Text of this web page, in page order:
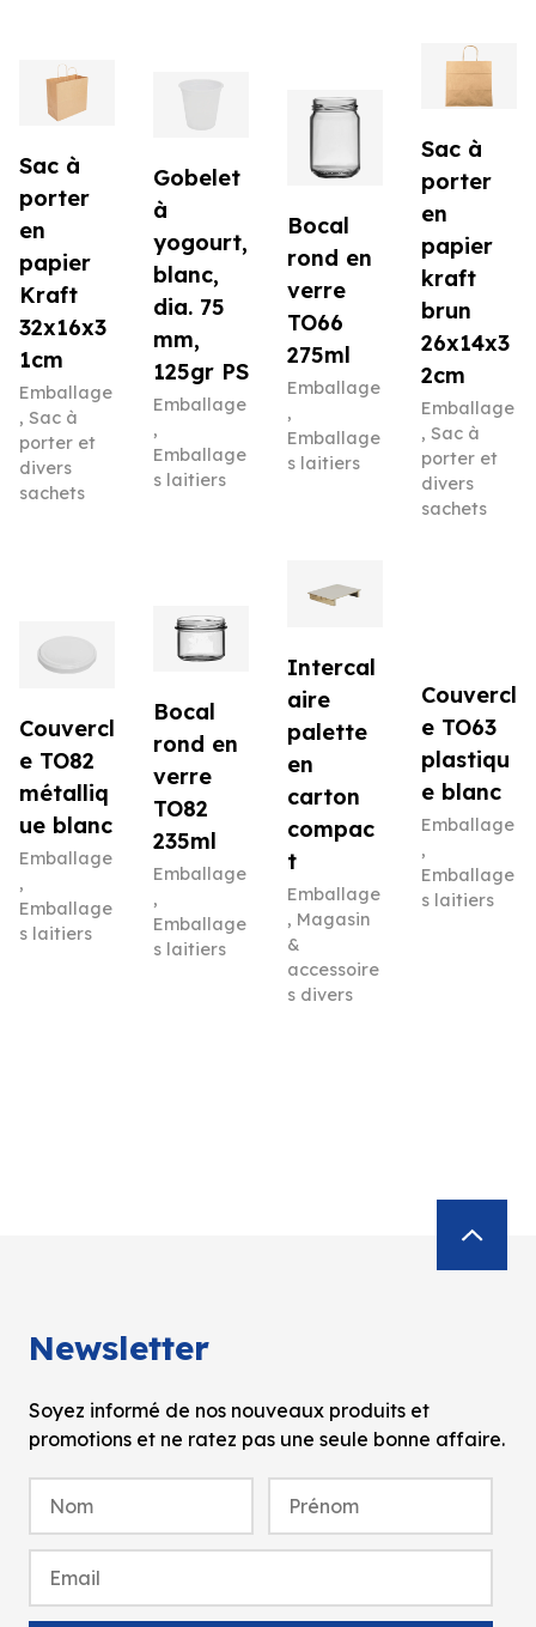
Sac à
porter
en
papier
Kraft
32x16x3
1cm
Emballage
, Sac à
porter et
divers
sachets
Gobelet
à
yogourt,
blanc,
dia. 75
mm,
125gr PS
Emballage
,
Emballage
s laitiers
Bocal
rond en
verre
TO66
275ml
Emballage
,
Emballage
s laitiers
Sac à
porter
en
papier
kraft
brun
26x14x3
2cm
Emballage
, Sac à
porter et
divers
sachets
Couvercl
e TO82
métalliq
ue blanc
Emballage
,
Emballage
s laitiers
Bocal
rond en
verre
TO82
235ml
Emballage
,
Emballage
s laitiers
Intercal
aire
palette
en
carton
compac
t
Emballage
, Magasin
&
accessoire
s divers
Couvercl
e TO63
plastiqu
e blanc
Emballage
,
Emballage
s laitiers
Newsletter
Soyez informé de nos nouveaux produits et
promotions et ne ratez pas une seule bonne affaire.